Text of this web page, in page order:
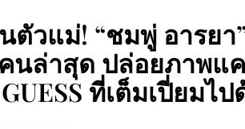
วแม่! “ชมพู่ อารยา”
นล่าสุด ปล่อยภาพแ
ที่เต็มเปี่ยมไ